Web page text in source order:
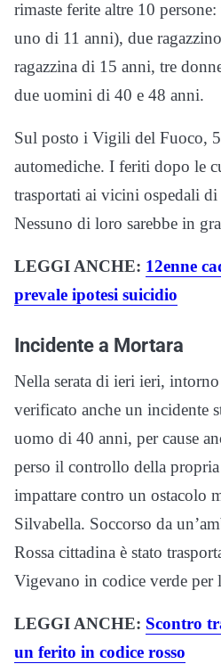
rimaste ferite altre 10
uno di 11 anni), due
ragazzina di 15 anni, tre
due uomini di 40 e 48 anni.
Sul posto i Vigili del Fuoco,
automediche. I feriti dopo le
trasportati ai vicini ospedali di
Nessuno di loro sarebbe in
LEGGI ANCHE: 12enne
prevale ipotesi suicidio
Incidente a Mortara
Nella serata di ieri ieri,
verificato anche un incidente
uomo di 40 anni, per cause
perso il controllo della propria
impattare contro un ostacolo
Silvabella. Soccorso da
Rossa cittadina è stato
Vigevano in codice verde per
LEGGI ANCHE: Scontro
un ferito in codice rosso